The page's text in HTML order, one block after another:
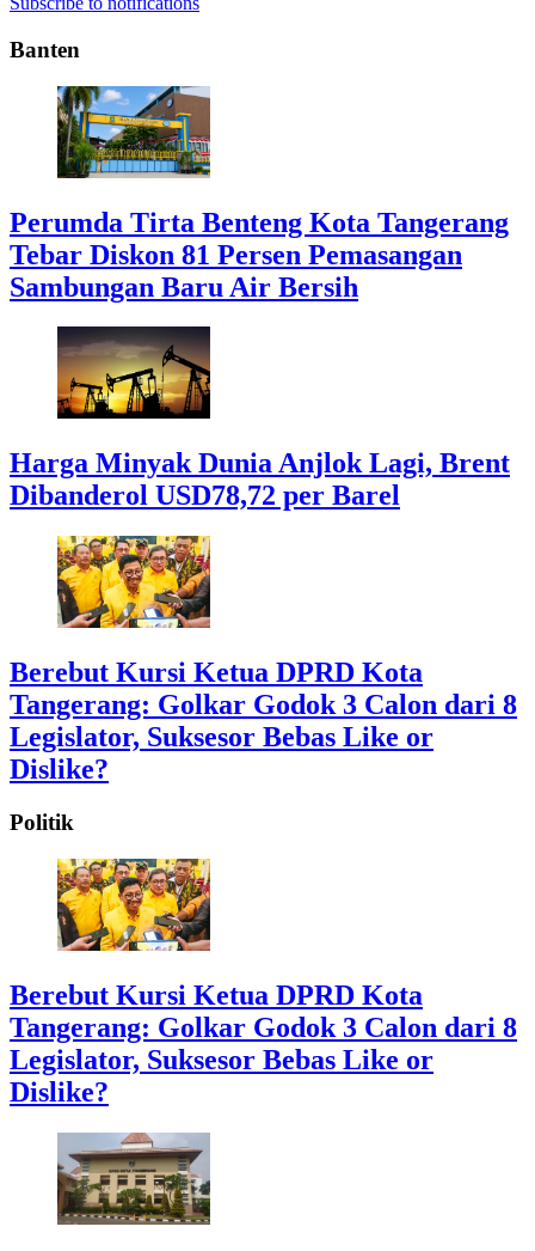
Banten
Perumda Tirta Benteng Kota Tangerang
Tebar Diskon 81 Persen Pemasangan
Sambungan Baru Air Bersih
Harga Minyak Dunia Anjlok Lagi, Brent
Dibanderol USD78,72 per Barel
Berebut Kursi Ketua DPRD Kota
Tangerang: Golkar Godok 3 Calon dari 8
Legislator, Suksesor Bebas Like or
Dislike?
Politik
Berebut Kursi Ketua DPRD Kota
Tangerang: Golkar Godok 3 Calon dari 8
Legislator, Suksesor Bebas Like or
Dislike?